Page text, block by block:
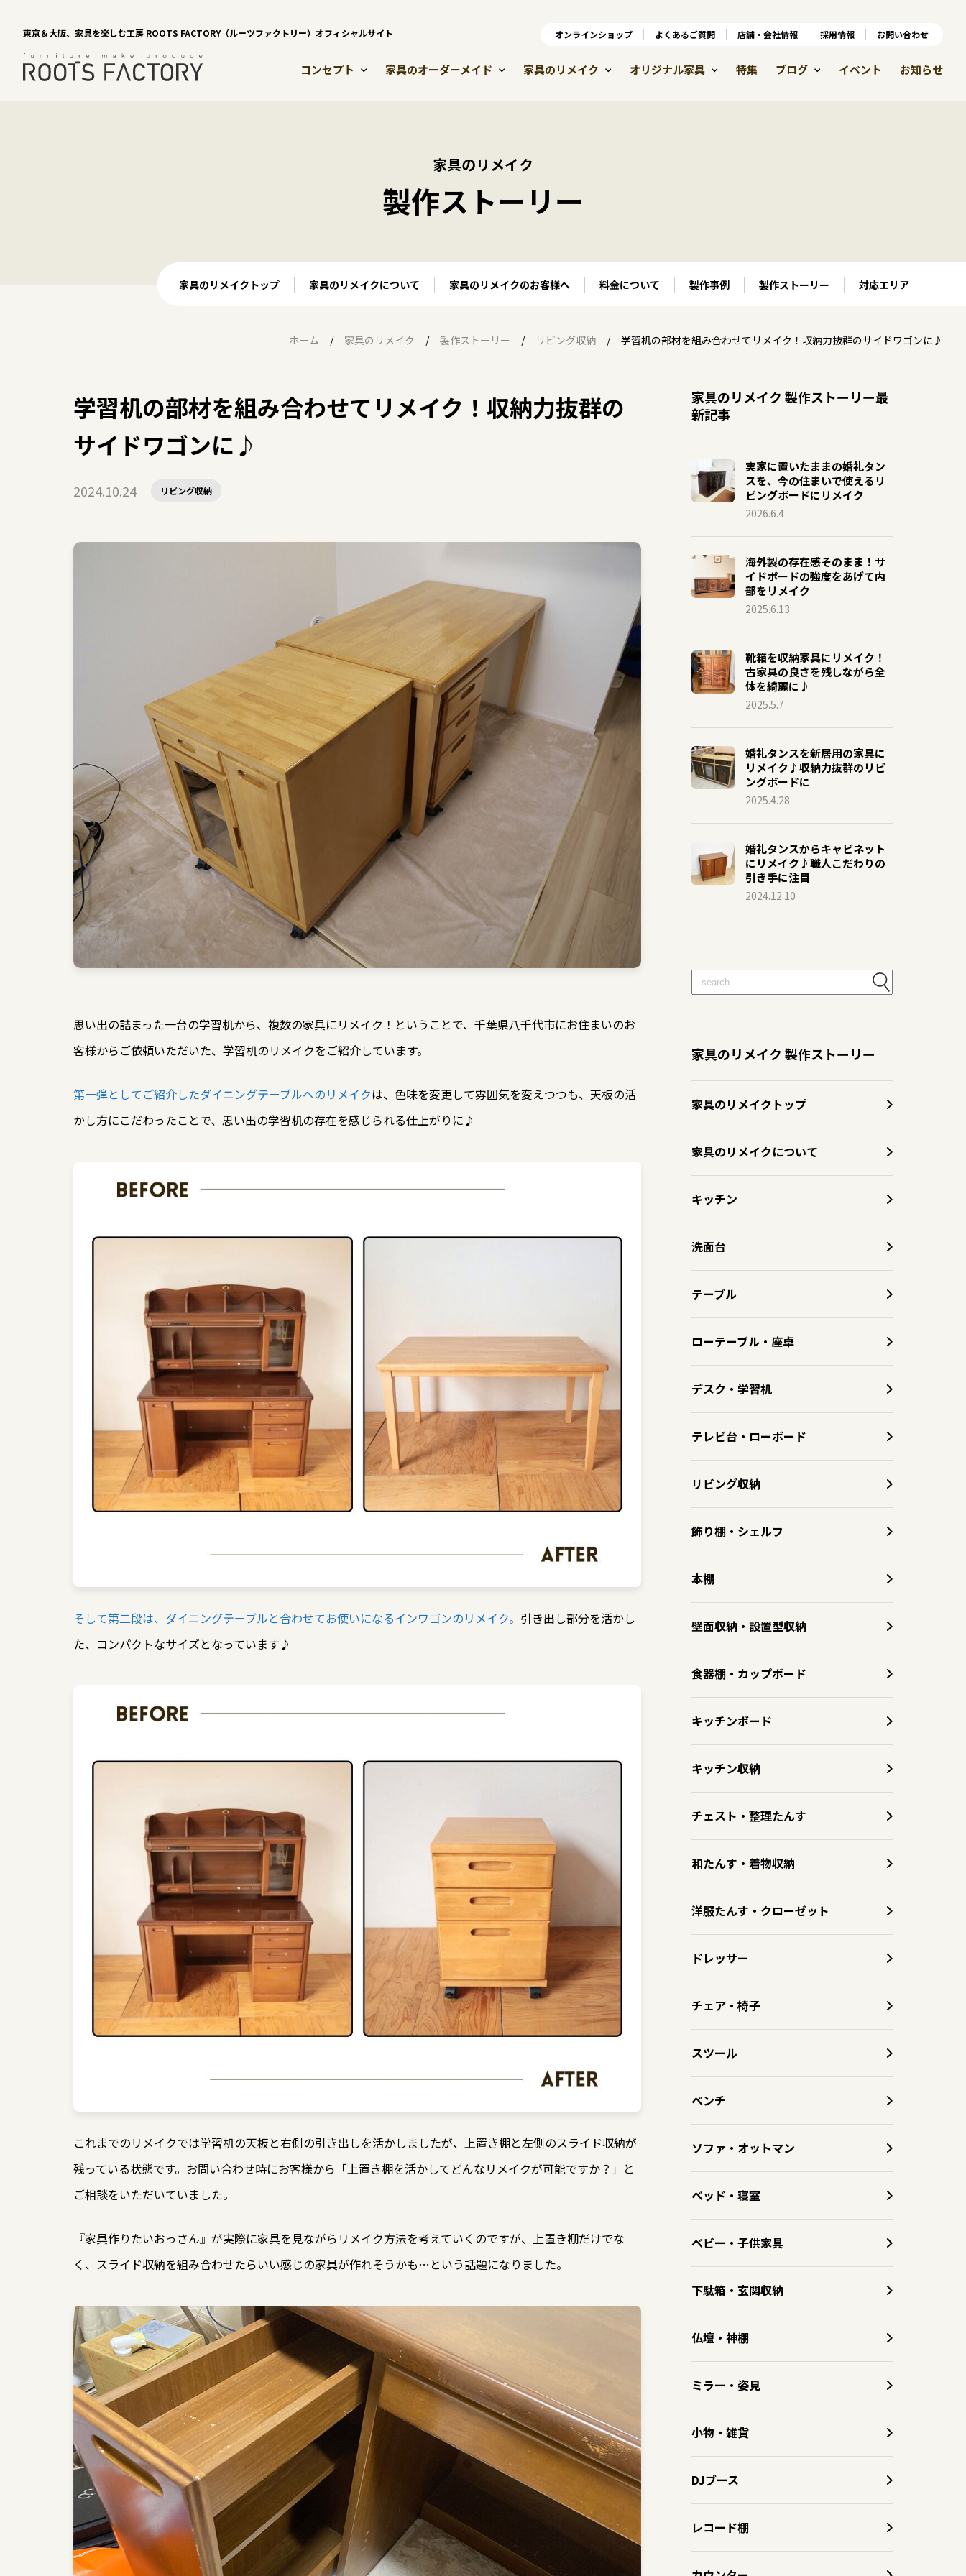
東京＆大阪、家具を楽しむ工房 ROOTS FACTORY（ルーツファクトリー）オフィシャルサイト オンラインショップ よくあるご質問 店舗・会社情報 採用情報
コンセプト 家具のオーダーメイド 家具のリメイク オリジナル家具 特集 ブログ イベント お知らせ
オンラインショップ よくあるご質問 店舗・会社情報 採用情報 お問い合わせ
家具のリメイク
製作ストーリー
家具のリメイクトップ 家具のリメイクについて 家具のリメイクのお客様へ 料金について 製作事例 製作ストーリー 対応エリア
ホーム 家具のリメイク 製作ストーリー リビング収納 学習机の部材を組み合わせてリメイク！収納力抜群のサイドワゴンに♪
学習机の部材を組み合わせてリメイク！収納力抜群の
サイドワゴンに♪
2024.10.24 リビング収納
思い出の詰まった一台の学習机から、複数の家具にリメイク！ということで、千葉県八千代市にお住まいのお
客様からご依頼いただいた、学習机のリメイクをご紹介しています。
第一弾としてご紹介したダイニングテーブルへのリメイクは、色味を変更して雰囲気を変えつつも、天板の活
かし方にこだわったことで、思い出の学習机の存在を感じられる仕上がりに♪
そして第二段は、ダイニングテーブルと合わせてお使いになるインワゴンのリメイク。 引き出し部分を活かし
た、コンパクトなサイズとなっています♪
これまでのリメイクでは学習机の天板と右側の引き出しを活かしましたが、上置き棚と左側のスライド収納が
残っている状態です。お問い合わせ時にお客様から「上置き棚を活かしてどんなリメイクが可能ですか？」と
ご相談をいただいていました。
『家具作りたいおっさん』が実際に家具を見ながらリメイク方法を考えていくのですが、上置き棚だけでな
く、スライド収納を組み合わせたらいい感じの家具が作れそうかも…という話題になりました。
家具のリメイク 製作ストーリー最
新記事
実家に置いたままの婚礼タン
スを、今の住まいで使えるリ
ビングボードにリメイク
2026.6.4
海外製の存在感そのまま！サ
イドボードの強度をあげて内
部をリメイク
2025.6.13
靴箱を収納家具にリメイク！
古家具の良さを残しながら全
体を綺麗に♪
2025.5.7
婚礼タンスを新居用の家具に
リメイク♪収納力抜群のリビ
ングボードに
2025.4.28
婚礼タンスからキャビネット
にリメイク♪職人こだわりの
引き手に注目
2024.12.10
家具のリメイク 製作ストーリー
家具のリメイクトップ
家具のリメイクについて
キッチン
洗面台
テーブル
ローテーブル・座卓
デスク・学習机
テレビ台・ローボード
リビング収納
飾り棚・シェルフ
本棚
壁面収納・設置型収納
食器棚・カップボード
キッチンボード
キッチン収納
チェスト・整理たんす
和たんす・着物収納
洋服たんす・クローゼット
ドレッサー
チェア・椅子
スツール
ベンチ
ソファ・オットマン
ベッド・寝室
ベビー・子供家具
下駄箱・玄関収納
仏壇・神棚
ミラー・姿見
小物・雑貨
DJブース
レコード棚